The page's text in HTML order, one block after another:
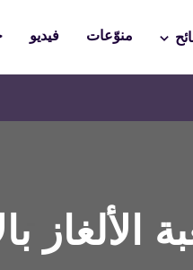
منوّعات فيديو
كيف
الألغاز